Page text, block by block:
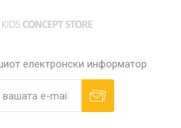
електронски информатор